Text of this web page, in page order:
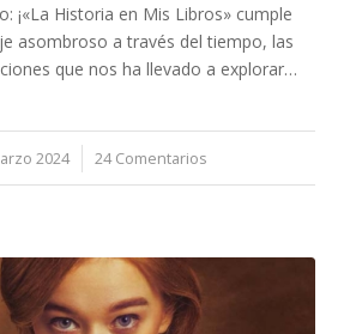
¡«La Historia en Mis Libros» cumple
asombroso a través del tiempo, las
que nos ha llevado a explorar…
2024
/ 24 Comentarios